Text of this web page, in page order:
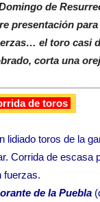
de
presentación
el toro casi
corta una
de toros
lidiado toros de la
Corrida de escasa
fuerzas.
de la Puebla